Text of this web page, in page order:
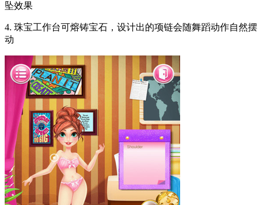
坠效果
4. 珠宝工作台可熔铸宝石，设计出的项链会随舞蹈动作自然摆
动